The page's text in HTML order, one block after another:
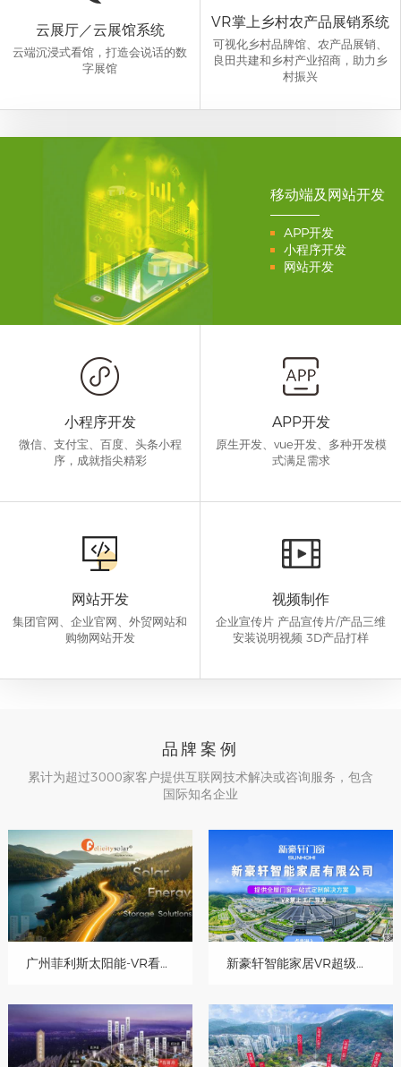
云展厅／云展馆系统
云端沉浸式看馆，打造会说话的数
字展馆
VR掌上乡村农产品展销系统
可视化乡村品牌馆、农产品展销、
良田共建和乡村产业招商，助力乡
村振兴
移动端及网站开发
APP开发
小程序开发
网站开发
小程序开发
微信、支付宝、百度、头条小程
序，成就指尖精彩
APP开发
原生开发、vue开发、多种开发模
式满足需求
网站开发
集团官网、企业官网、外贸网站和
购物网站开发
视频制作
企业宣传片 产品宣传片/产品三维
安装说明视频 3D产品打样
品牌案例
累计为超过3000家客户提供互联网技术解决或咨询服务，包含
国际知名企业
广州菲利斯太阳能-VR看厂（新能源行业-中文版） 新豪轩智能家居VR超级工厂（门窗行业-中文版）